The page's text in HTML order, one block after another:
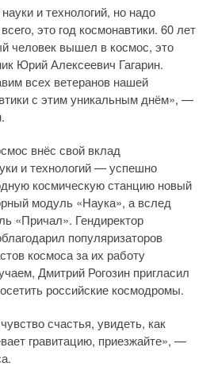
и технологий, но надо
это год космонавтики. 60 лет
человек вышел в космос, это
Юрий Алексеевич Гагарин.
всех ветеранов нашей
с этим уникальным днём», —
внёс свой вклад
и технологий — успешно
космическую станцию новый
модуль «Наука», а вслед
«Причал». Гендиректор
популяризаторов
космоса за их работу
Дмитрий Рогозин пригласил
российские космодромы.
счастья, увидеть, как
гравитацию, приезжайте», —